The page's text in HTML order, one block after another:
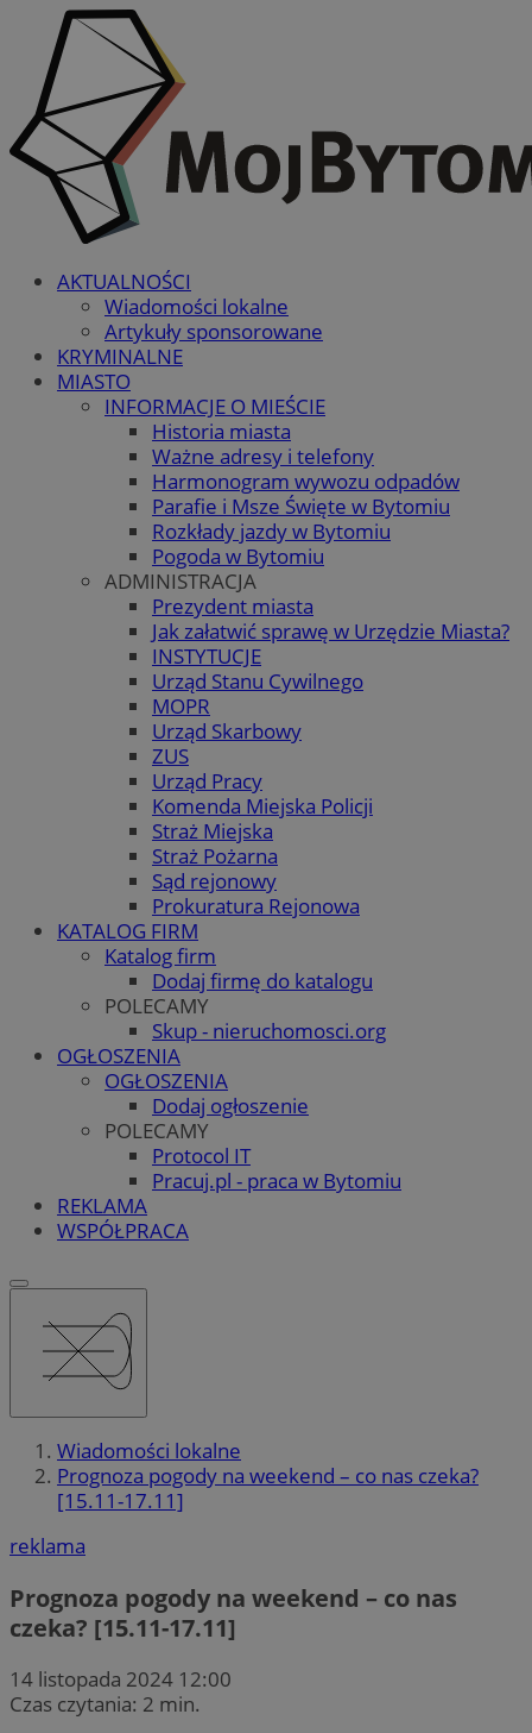
AKTUALNOŚCI
Wiadomości lokalne
Artykuły sponsorowane
KRYMINALNE
MIASTO
INFORMACJE O MIEŚCIE
Historia miasta
Ważne adresy i telefony
Harmonogram wywozu odpadów
Parafie i Msze Święte w Bytomiu
Rozkłady jazdy w Bytomiu
Pogoda w Bytomiu
ADMINISTRACJA
Prezydent miasta
Jak załatwić sprawę w Urzędzie Miasta?
INSTYTUCJE
Urząd Stanu Cywilnego
MOPR
Urząd Skarbowy
ZUS
Urząd Pracy
Komenda Miejska Policji
Straż Miejska
Straż Pożarna
Sąd rejonowy
Prokuratura Rejonowa
KATALOG FIRM
Katalog firm
Dodaj firmę do katalogu
POLECAMY
Skup - nieruchomosci.org
OGŁOSZENIA
OGŁOSZENIA
Dodaj ogłoszenie
POLECAMY
Protocol IT
Pracuj.pl - praca w Bytomiu
REKLAMA
WSPÓŁPRACA
Wiadomości lokalne
Prognoza pogody na weekend – co nas czeka?
[15.11-17.11]
reklama
Prognoza pogody na weekend – co nas
czeka? [15.11-17.11]
14 listopada 2024 12:00
Czas czytania: 2 min.